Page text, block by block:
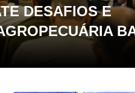
DESAFIOS E